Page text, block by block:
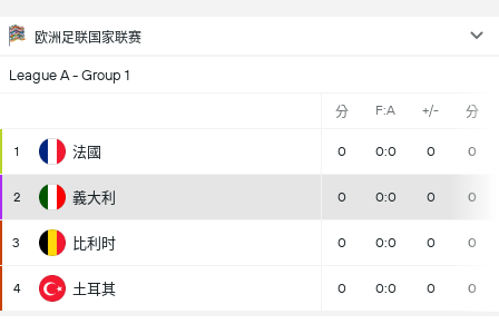
欧洲足联国家联赛
League A - Group 1
分 F:A +/- 分
1 法國 0 0:0 0 0
2 義大利 0 0:0 0 0
3 比利时 0 0:0 0 0
4 土耳其 0 0:0 0 0